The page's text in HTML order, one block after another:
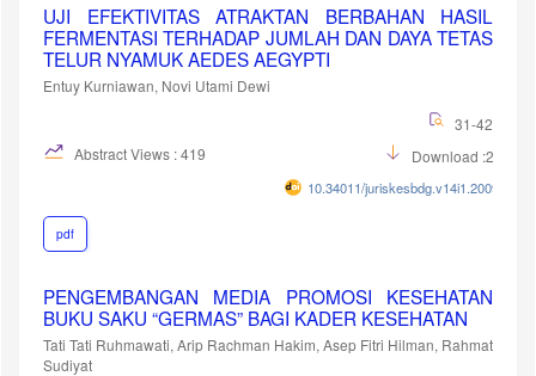
UJI EFEKTIVITAS ATRAKTAN BERBAHAN HASIL
FERMENTASI TERHADAP JUMLAH DAN DAYA TETAS
TELUR NYAMUK AEDES AEGYPTI
Entuy Kurniawan, Novi Utami Dewi
31-42
Abstract Views : 419
Download :285
10.34011/juriskesbdg.v14i1.2009
pdf
PENGEMBANGAN MEDIA PROMOSI KESEHATAN
BUKU SAKU “GERMAS” BAGI KADER KESEHATAN
Tati Tati Ruhmawati, Arip Rachman Hakim, Asep Fitri Hilman, Rahmat
Sudiyat